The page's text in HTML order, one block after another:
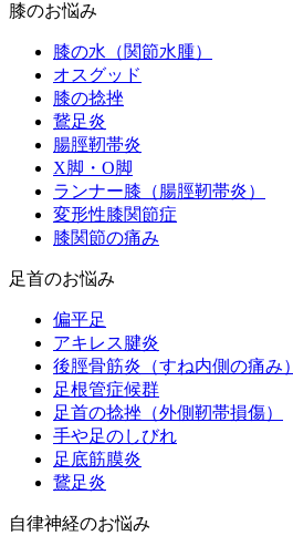
膝のお悩み
膝の水（関節水腫）
オスグッド
膝の捻挫
鵞足炎
腸脛靭帯炎
X脚・O脚
ランナー膝（腸脛靭帯炎）
変形性膝関節症
膝関節の痛み
足首のお悩み
偏平足
アキレス腱炎
後脛骨筋炎（すね内側の痛み）
足根管症候群
足首の捻挫（外側靭帯損傷）
手や足のしびれ
足底筋膜炎
鵞足炎
自律神経のお悩み